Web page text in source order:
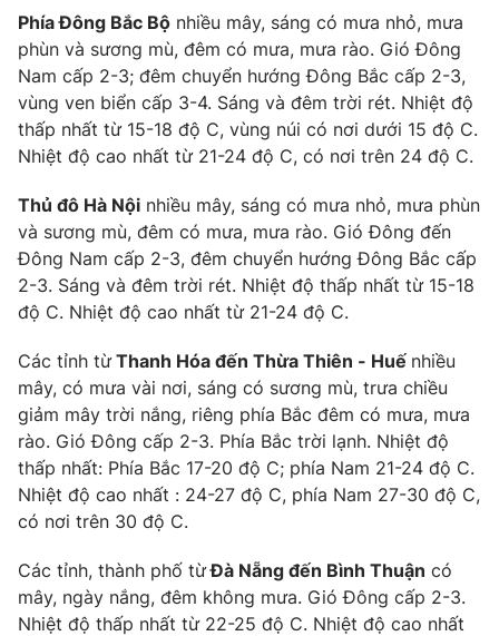
THỜI BÁO VTV
Theo dõi báo trên
Cơ quan chủ quản:Đài Truyền hình Việt Nam
Cơ quan báo chí:Thời báo VTV
Giấy phép hoạt động báo in và báo điện tử số 483/GP-BTTTT
cấp ngày 29/12/2023
Tổng Biên tập:Vũ Thanh Thủy
Phó Tổng Biên tập: Nguyễn Thị Mỹ Hạnh, Phạm Quốc Thắng,
Nguyễn Trọng Ninh
Tổng đài VTV:024.38 355 931 - 024.38 355 932
Ðiện thoại Thời báo VTV:024.66 897 897
Email:toasoan@vtv.vn
Liên hệ quảng cáo:024-7300.7108
Phía Đông Bắc Bộ nhiều mây, sáng có mưa nhỏ, mưa
phùn và sương mù, đêm có mưa, mưa rào. Gió Đông
Nam cấp 2-3; đêm chuyển hướng Đông Bắc cấp 2-3,
vùng ven biển cấp 3-4. Sáng và đêm trời rét. Nhiệt độ
thấp nhất từ 15-18 độ C, vùng núi có nơi dưới 15 độ C.
Nhiệt độ cao nhất từ 21-24 độ C, có nơi trên 24 độ C.
Thủ đô Hà Nội nhiều mây, sáng có mưa nhỏ, mưa phùn
và sương mù, đêm có mưa, mưa rào. Gió Đông đến
Đông Nam cấp 2-3, đêm chuyển hướng Đông Bắc cấp
2-3. Sáng và đêm trời rét. Nhiệt độ thấp nhất từ 15-18
độ C. Nhiệt độ cao nhất từ 21-24 độ C.
Các tỉnh từThanh Hóa đến Thừa Thiên - Huế nhiều
mây, có mưa vài nơi, sáng có sương mù, trưa chiều
giảm mây trời nắng, riêng phía Bắc đêm có mưa, mưa
rào. Gió Đông cấp 2-3. Phía Bắc trời lạnh. Nhiệt độ
thấp nhất: Phía Bắc 17-20 độ C; phía Nam 21-24 độ C.
Nhiệt độ cao nhất : 24-27 độ C, phía Nam 27-30 độ C,
có nơi trên 30 độ C.
Các tỉnh, thành phố từĐà Nẵng đến Bình Thuận có
mây, ngày nắng, đêm không mưa. Gió Đông cấp 2-3.
Nhiệt độ thấp nhất từ 22-25 độ C. Nhiệt độ cao nhất